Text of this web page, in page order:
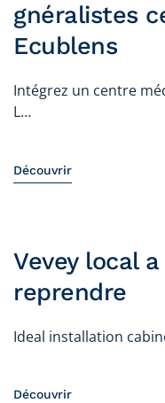
gnéralistes
Ecublens
Intégrez un centre
L…
Découvrir
Vevey local
reprendre
Ideal installation
Découvrir